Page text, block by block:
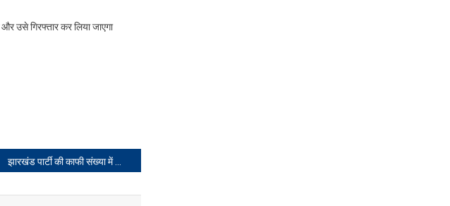
उसे गिरफ्तार कर लिया जाएगा